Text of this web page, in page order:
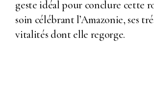
geste idéal pour conclure cette
soin célébrant l’Amazonie, ses
vitalités dont elle regorge.